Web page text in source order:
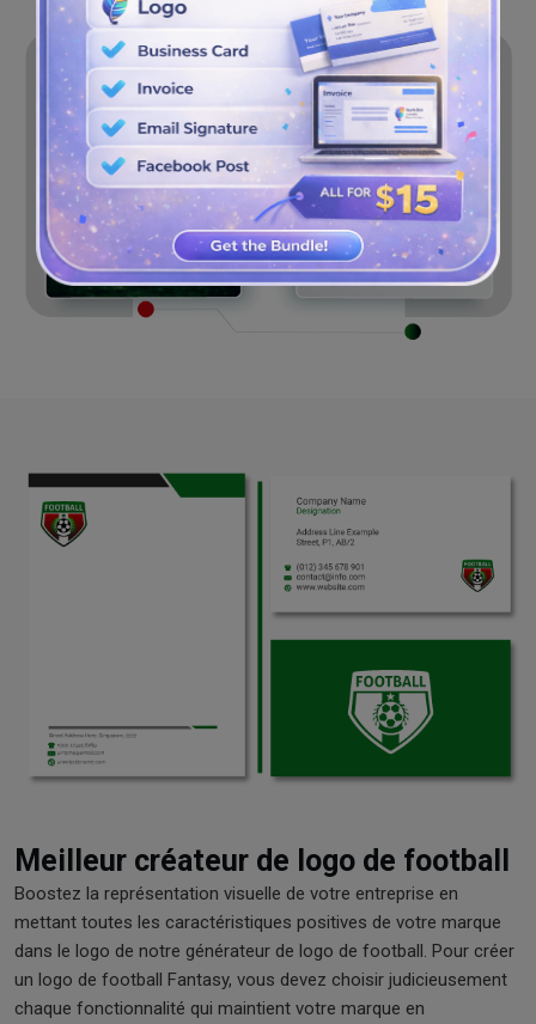
Meilleur créateur de logo de football
Boostez la représentation visuelle de votre entreprise en
mettant toutes les caractéristiques positives de votre marque
dans le logo de notre générateur de logo de football. Pour créer
un logo de football Fantasy, vous devez choisir judicieusement
chaque fonctionnalité qui maintient votre marque en